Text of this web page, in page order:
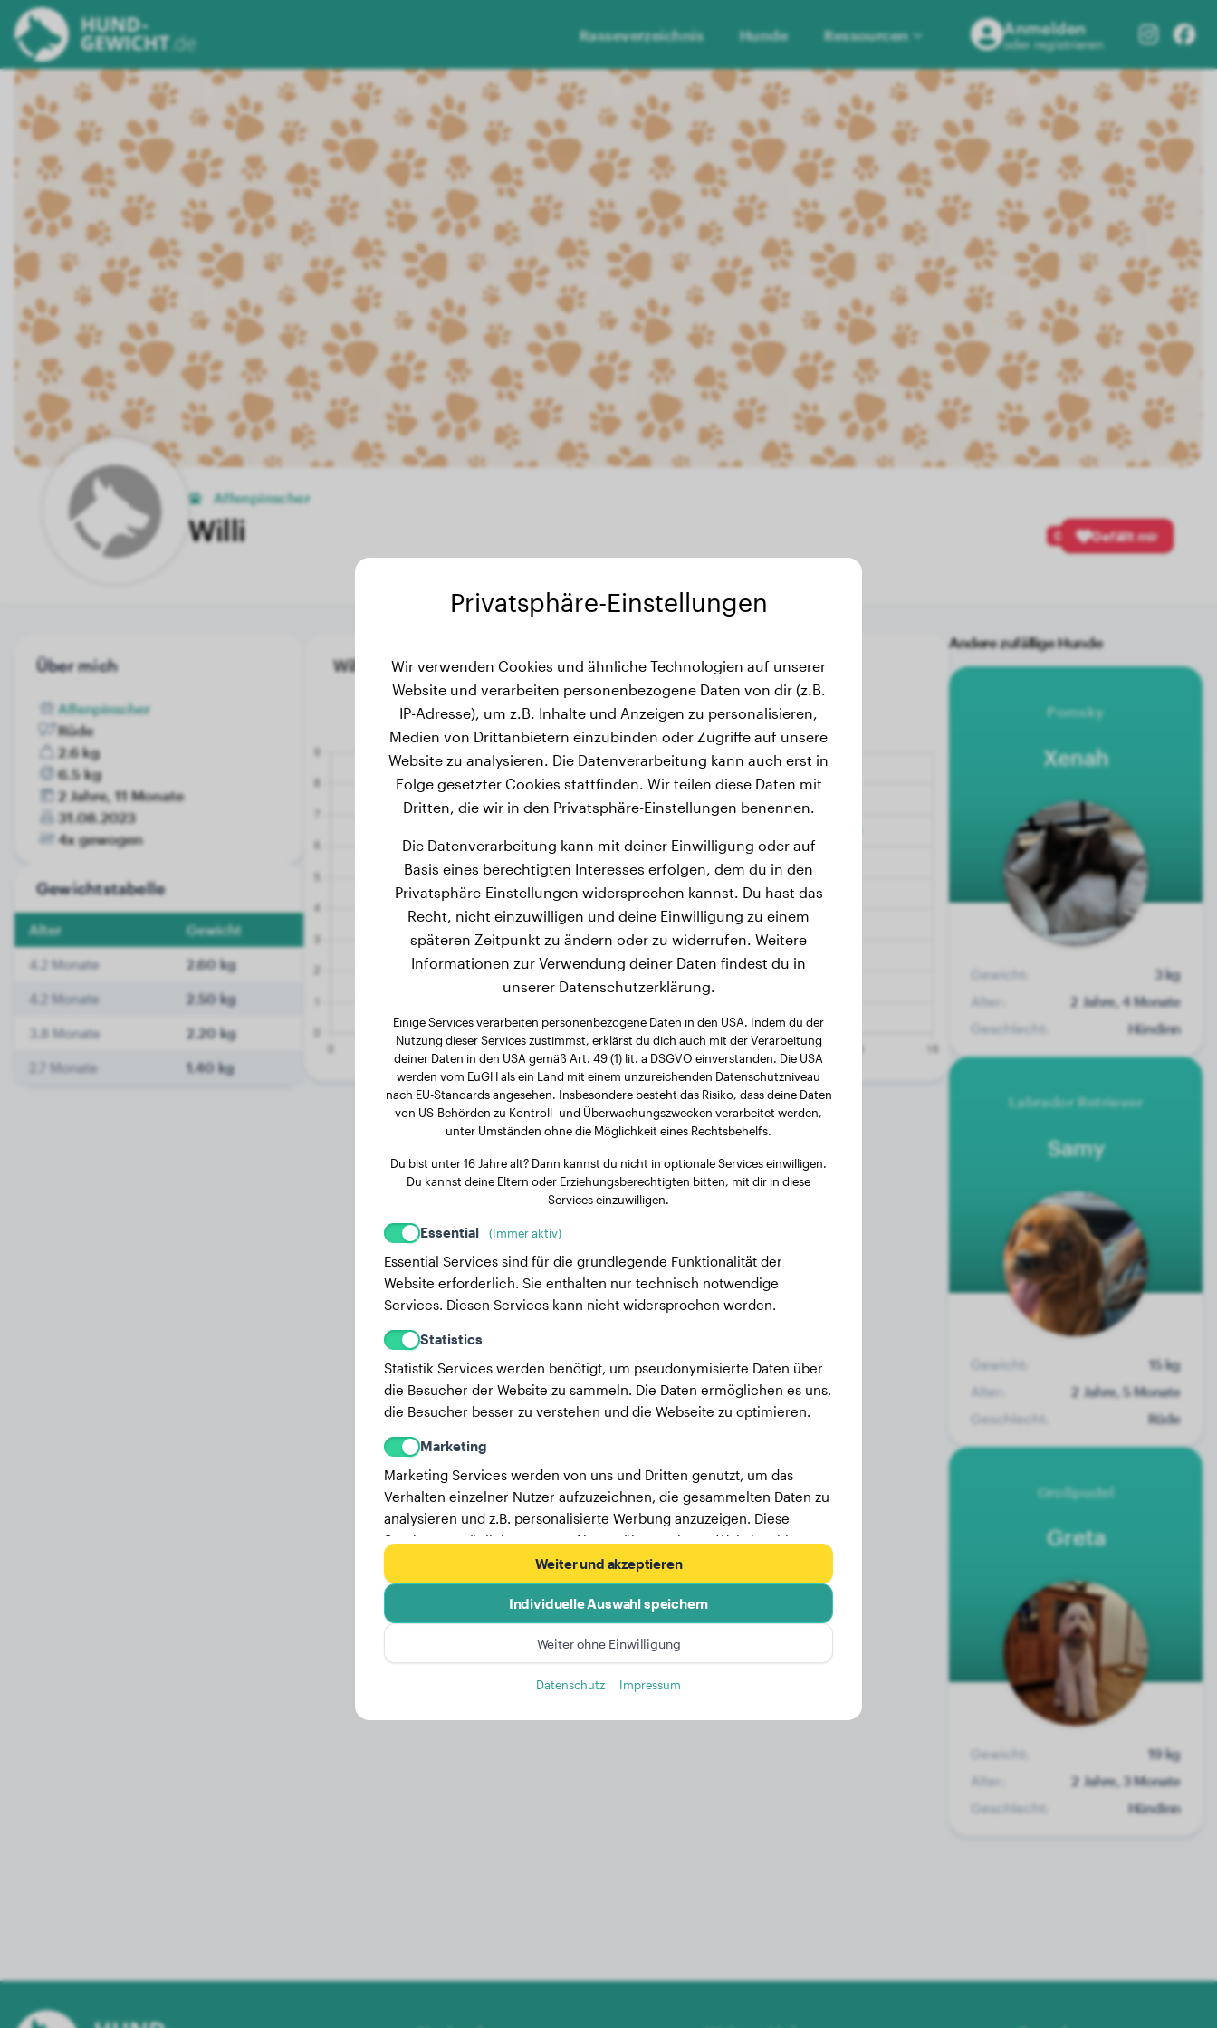
Rasseverzeichnis Hunde Ressourcen Anmelden
oder registrieren
Affenpinscher
Willi 0 Gefällt mir
Über mich
Affenpinscher
Rüde
2.6 kg
6.5 kg
2 Jahre, 11 Monate
31.08.2023
4x gewogen
Gewichtstabelle
Alter Gewicht
4.2 Monate 2.60 kg
4.2 Monate 2.50 kg
3.8 Monate 2.20 kg
2.7 Monate 1.40 kg
Willi's Gewichtsverlauf
Andere zufällige Hunde
Pomsky
Xenah
Gewicht:
3 kg
Alter:
2 Jahre, 4 Monate
Geschlecht:
Hündinn
Labrador Retriever
Samy
Gewicht:
15 kg
Alter:
2 Jahre, 5 Monate
Geschlecht:
Rüde
Großpudel
Greta
Gewicht:
19 kg
Alter:
2 Jahre, 3 Monate
Geschlecht:
Hündinn
Privatsphäre-Einstellungen
Wir verwenden Cookies und ähnliche Technologien auf unserer
Website und verarbeiten personenbezogene Daten von dir (z.B.
IP-Adresse), um z.B. Inhalte und Anzeigen zu personalisieren,
Medien von Drittanbietern einzubinden oder Zugriffe auf unsere
Website zu analysieren. Die Datenverarbeitung kann auch erst in
Folge gesetzter Cookies stattfinden. Wir teilen diese Daten mit
Dritten, die wir in den Privatsphäre-Einstellungen benennen.
Die Datenverarbeitung kann mit deiner Einwilligung oder auf
Basis eines berechtigten Interesses erfolgen, dem du in den
Privatsphäre-Einstellungen widersprechen kannst. Du hast das
Recht, nicht einzuwilligen und deine Einwilligung zu einem
späteren Zeitpunkt zu ändern oder zu widerrufen. Weitere
Informationen zur Verwendung deiner Daten findest du in
unserer Datenschutzerklärung.
Einige Services verarbeiten personenbezogene Daten in den USA. Indem du der
Nutzung dieser Services zustimmst, erklärst du dich auch mit der Verarbeitung
deiner Daten in den USA gemäß Art. 49 (1) lit. a DSGVO einverstanden. Die USA
werden vom EuGH als ein Land mit einem unzureichenden Datenschutzniveau
nach EU-Standards angesehen. Insbesondere besteht das Risiko, dass deine Daten
von US-Behörden zu Kontroll- und Überwachungszwecken verarbeitet werden,
unter Umständen ohne die Möglichkeit eines Rechtsbehelfs.
Du bist unter 16 Jahre alt? Dann kannst du nicht in optionale Services einwilligen.
Du kannst deine Eltern oder Erziehungsberechtigten bitten, mit dir in diese
Services einzuwilligen.
Essential (Immer aktiv)
Essential Services sind für die grundlegende Funktionalität der
Website erforderlich. Sie enthalten nur technisch notwendige
Services. Diesen Services kann nicht widersprochen werden.
Statistics
Statistik Services werden benötigt, um pseudonymisierte Daten über
die Besucher der Website zu sammeln. Die Daten ermöglichen es uns,
die Besucher besser zu verstehen und die Webseite zu optimieren.
Marketing
Marketing Services werden von uns und Dritten genutzt, um das
Verhalten einzelner Nutzer aufzuzeichnen, die gesammelten Daten zu
analysieren und z.B. personalisierte Werbung anzuzeigen. Diese
Services ermöglichen es uns, Nutzer über mehrere Websites hinweg
Hier findest du eine Liste unserer Werbepartner.
Mehr Informationen in unserer Datenschutzerklärung
Weiter und akzeptieren
Individuelle Auswahl speichern
Weiter ohne Einwilligung
Datenschutz Impressum